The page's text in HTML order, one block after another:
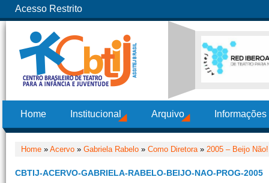
Acesso Restrito
Home Institucional Arquivo
Home » Acervo » Gabriela Rabelo » Como Diretora» 2005 – Beijo Não!
CBTIJ-ACERVO-GABRIELA-RABELO-BEIJO-NAO-PROG-2005